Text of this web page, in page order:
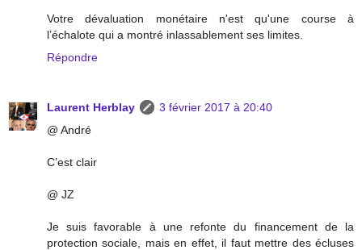
Votre dévaluation monétaire n'est qu'une course à
l’échalote qui a montré inlassablement ses limites.
Répondre
Laurent Herblay
3 février 2017 à 20:40
@ André
C’est clair
@ JZ
Je suis favorable à une refonte du financement de la
protection sociale, mais en effet, il faut mettre des écluses